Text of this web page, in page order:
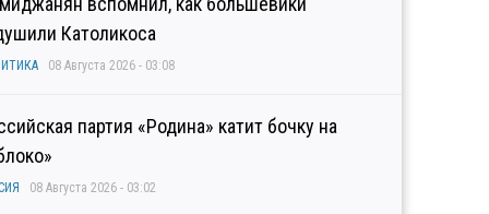
Католикоса
08 Августа 2026 - 03:08
партия «Родина» катит бочку на
08 Августа 2026 - 03:02